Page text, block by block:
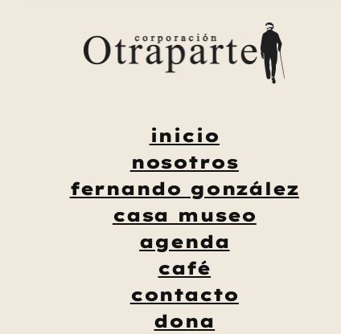
inicio
nosotros
fernando gonzález
casa museo
agenda
café
contacto
dona